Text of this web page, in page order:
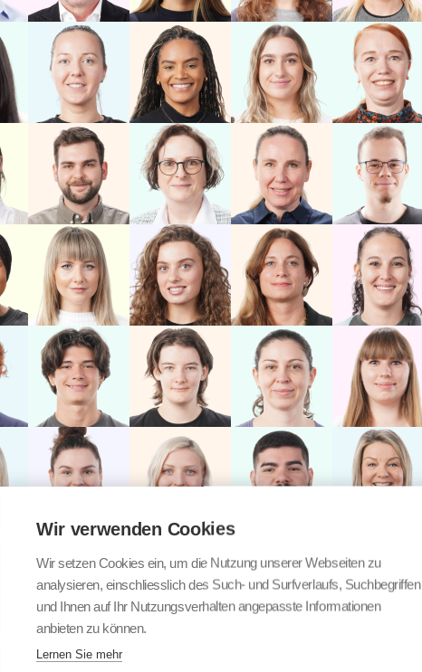
Wir verwenden Cookies
Wir setzen Cookies ein, um die Nutzung unserer Webseiten zu
analysieren, einschliesslich des Such- und Surfverlaufs, Suchbegriffen
und Ihnen auf Ihr Nutzungsverhalten angepasste Informationen
anbieten zu können.
Lernen Sie mehr